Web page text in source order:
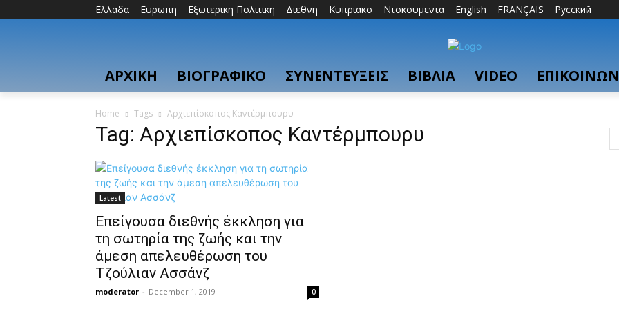
Ελλαδα Ευρωπη Εξωτερικη Πολιτικη Διεθνη Κυπριακο Ντοκουμεντα English FRANÇAIS Русский
ΑΡΧΙΚΗ ΒΙΟΓΡΑΦΙΚΟ ΣΥΝΕΝΤΕΥΞΕΙΣ ΒΙΒΛΙΑ VIDEO
Home Tags Αρχιεπίσκοπος Καντέρμπουρυ
Tag: Αρχιεπίσκοπος Καντέρμπουρυ
Latest
Eπείγουσα διεθνής έκκληση για
τη σωτηρία της ζωής και την
άμεση απελευθέρωση του
Τζούλιαν Ασσάνζ
moderator - December 1, 2019 0